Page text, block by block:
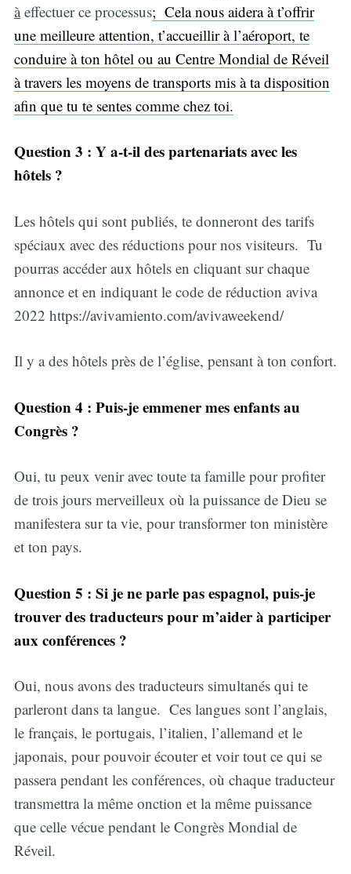
àeffectuer ce processus; Cela nous aidera à t’offrir
une meilleure attention, t’accueillir à l’aéroport, te
conduire à ton hôtel ou au Centre Mondial de Réveil
à travers les moyens de transports mis à ta disposition
afin que tu te sentes comme chez toi.
Question 3 : Y a-t-il des partenariats avec les
hôtels ?
Les hôtels qui sont publiés, te donneront des tarifs
spéciaux avec des réductions pour nos visiteurs. Tu
pourras accéder aux hôtels en cliquant sur chaque
annonce et en indiquant le code de réduction aviva
2022 https://avivamiento.com/avivaweekend/
Il y a des hôtels près de l’église, pensant à ton confort.
Question 4 : Puis-je emmener mes enfants au
Congrès ?
Oui, tu peux venir avec toute ta famille pour profiter
de trois jours merveilleux où la puissance de Dieu se
manifestera sur ta vie, pour transformer ton ministère
et ton pays.
Question 5 : Si je ne parle pas espagnol, puis-je
trouver des traducteurs pour m’aider à participer
aux conférences ?
Oui, nous avons des traducteurs simultanés qui te
parleront dans ta langue. Ces langues sont l’anglais,
le français, le portugais, l’italien, l’allemand et le
japonais, pour pouvoir écouter et voir tout ce qui se
passera pendant les conférences, où chaque traducteur
transmettra la même onction et la même puissance
que celle vécue pendant le Congrès Mondial de
Réveil.